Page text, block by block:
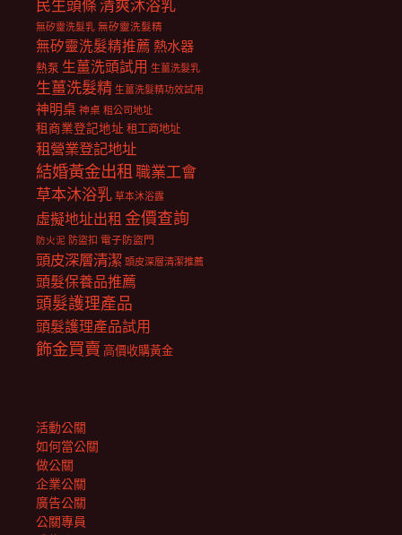
民生頭條清爽沐浴乳
無矽靈洗髮乳 無矽靈洗髮精
無矽靈洗髮精推薦 熱水器
熱泵 生薑洗頭試用 生薑洗髮乳
生薑洗髮精 生薑洗髮精功效試用
神明桌 神桌 租公司地址
租商業登記地址 租工商地址
租營業登記地址
結婚黃金出租職業工會
草本沐浴乳 草本沐浴露
虛擬地址出租 金價查詢
防火泥 防盜扣 電子防盜門
頭皮深層清潔 頭皮深層清潔推薦
頭髮保養品推薦
頭髮護理產品
頭髮護理產品試用
飾金買賣 高價收購黃金
活動公關
如何當公關
做公關
企業公關
廣告公關
公關專員